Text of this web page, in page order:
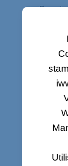
Den
Wëll Dir